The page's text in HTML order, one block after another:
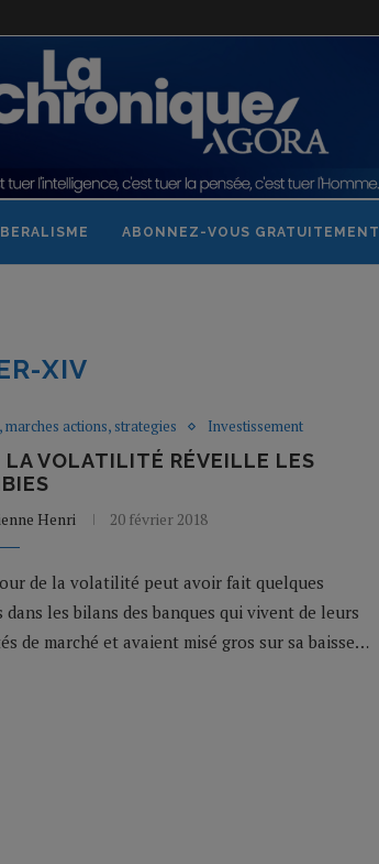
ABONNEZ-VOUS GRATUITEMENT
XIV
marches actions, strategies Investissement
LA VOLATILITÉ RÉVEILLE LES
Henri 20 février 2018
de la volatilité peut avoir fait quelques
dans les bilans des banques qui vivent de leurs
de marché et avaient misé gros sur sa baisse…